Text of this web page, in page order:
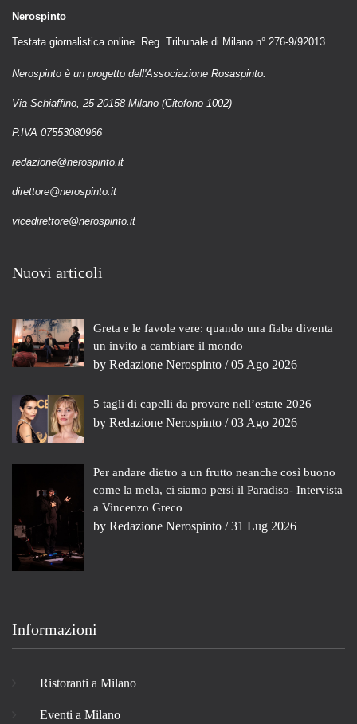
Nerospinto
Testata giornalistica online. Reg. Tribunale di Milano n° 276-9/92013.
Nerospinto è un progetto dell'Associazione Rosaspinto.
Via Schiaffino, 25 20158 Milano (Citofono 1002)
P.IVA 07553080966
redazione@nerospinto.it
direttore@nerospinto.it
vicedirettore@nerospinto.it
Nuovi articoli
Greta e le favole vere: quando una fiaba diventa
un invito a cambiare il mondo
by Redazione Nerospinto / 05 Ago 2026
5 tagli di capelli da provare nell’estate 2026
by Redazione Nerospinto / 03 Ago 2026
Per andare dietro a un frutto neanche così buono
come la mela, ci siamo persi il Paradiso- Intervista
a Vincenzo Greco
by Redazione Nerospinto / 31 Lug 2026
Informazioni
Ristoranti a Milano
Eventi a Milano